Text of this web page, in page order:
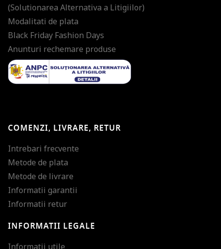
(Solutionarea Alternativa a Litigiilor)
Modalitati de plata
Black Friday Fashion Days
Anunturi rechemare produse
COMENZI, LIVRARE, RETUR
Intrebari frecvente
Metode de plata
Metode de livrare
Informatii garantii
Informatii retur
INFORMATII LEGALE
Informatii utile